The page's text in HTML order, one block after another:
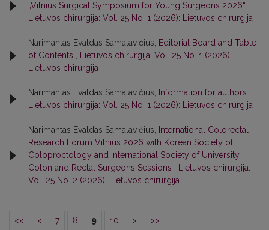
„Vilnius Surgical Symposium for Young Surgeons 2026“
Lietuvos chirurgija: Vol. 25 No. 1 (2026): Lietuvos chirurgija
Narimantas Evaldas Samalavičius,
Editorial Board and Table
of Contents
Lietuvos chirurgija: Vol. 25 No. 1 (2026):
Lietuvos chirurgija
Narimantas Evaldas Samalavičius, Information for authors
Lietuvos chirurgija: Vol. 25 No. 1 (2026): Lietuvos chirurgija
Narimantas Evaldas Samalavičius,
International Colorectal
Research Forum Vilnius 2026 with Korean Society of
Coloproctology and International Society of University
Colon and Rectal Surgeons Sessions
Lietuvos chirurgija:
Vol. 25 No. 2 (2026): Lietuvos chirurgija
<< < 7 8 9 10 > >>